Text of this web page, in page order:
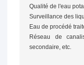
Qualité de l'eau
Surveillance des
Eau de procédé
Réseau de
secondaire, etc.